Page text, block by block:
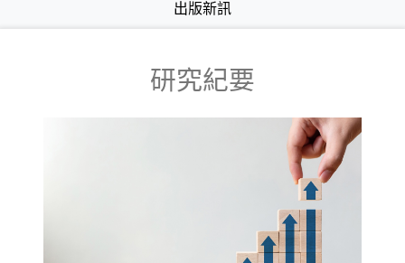
出版新訊
研究紀要